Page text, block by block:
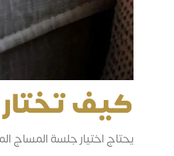
كيف
يحتاج اختيار جلسة المساج